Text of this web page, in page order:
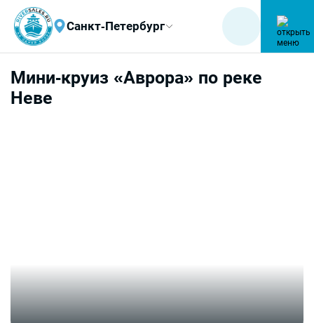
Санкт-Петербург
Мини-круиз «Аврора» по реке
Неве